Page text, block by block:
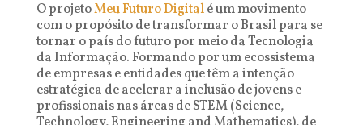
O projetoMeu Futuro Digitalé um movimento
com o propósito de transformar o Brasil para se
tornar o país do futuro por meio da Tecnologia
da Informação. Formando por um ecossistema
de empresas e entidades que têm a intenção
estratégica de acelerar a inclusão de jovens e
profissionais nas áreas de STEM (Science,